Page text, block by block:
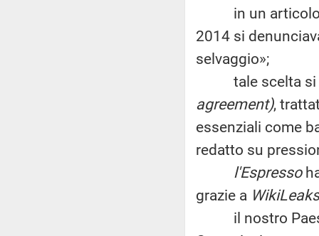
in un articolo
2014 si
selvaggio»;
tale scelta si
agreement),
essenziali come
redatto su
l'Espresso
grazie a WikiLeaks
il nostro Paese